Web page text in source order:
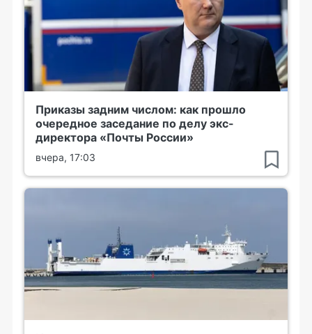
Приказы задним числом: как прошло
очередное заседание по делу экс-
директора «Почты России»
вчера, 17:03